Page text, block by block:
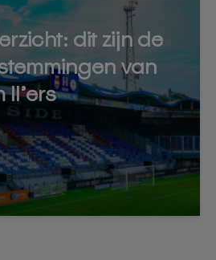
dit zijn de
van